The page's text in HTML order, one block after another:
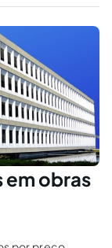
em obras